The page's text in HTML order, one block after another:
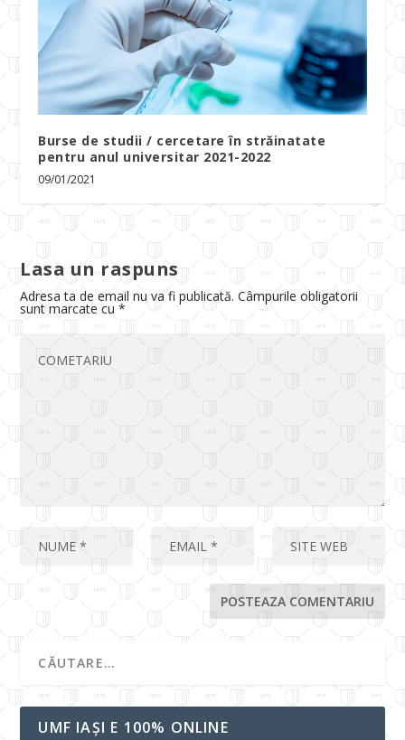
Burse de studii / cercetare în străinatate
pentru anul universitar 2021-2022
09/01/2021
Lasa un raspuns
Adresa ta de email nu va fi publicată. Câmpurile obligatorii
sunt marcate cu*
UMF IAȘI E 100% ONLINE